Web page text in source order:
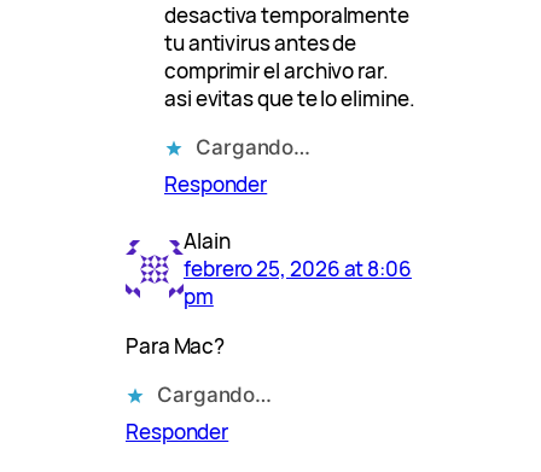
desactiva temporalmente
tu antivirus antes de
comprimir el archivo rar.
asi evitas que te lo elimine.
Cargando…
Responder
Alain
febrero 25, 2026 at 8:06
pm
Para Mac?
Cargando…
Responder